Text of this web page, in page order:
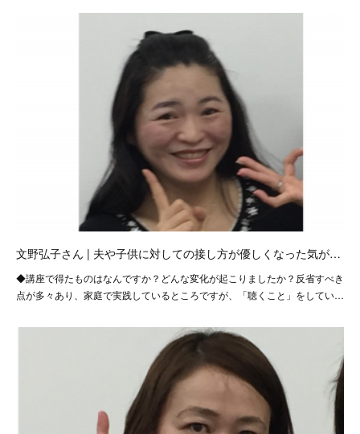
文野弘子さん | 夫や子供に対しての接し方が優しくなった気が…
◆講座で得たものはなんですか？どんな変化が起こりましたか？反省すべき
点が多々あり、家庭で実践しているところですが、「聴くこと」をしてい…